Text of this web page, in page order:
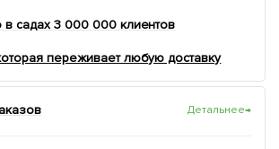
садах 3 000 000 клиентов
переживает любую доставку
Детальнее→